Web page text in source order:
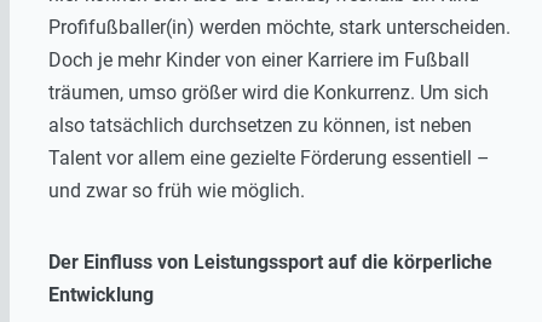
Profifußballer(in) werden möchte, stark unterscheiden.
Doch je mehr Kinder von einer Karriere im Fußball
träumen, umso größer wird die Konkurrenz. Um sich
also tatsächlich durchsetzen zu können, ist neben
Talent vor allem eine gezielte Förderung essentiell –
und zwar so früh wie möglich.
Der Einfluss von Leistungssport auf die körperliche
Entwicklung